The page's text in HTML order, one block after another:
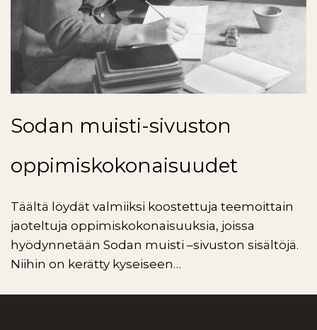
Sodan muisti-sivuston
oppimiskokonaisuudet
Täältä löydät valmiiksi koostettuja teemoittain
jaoteltuja oppimiskokonaisuuksia, joissa
hyödynnetään Sodan muisti –sivuston sisältöjä.
Niihin on kerätty kyseiseen…